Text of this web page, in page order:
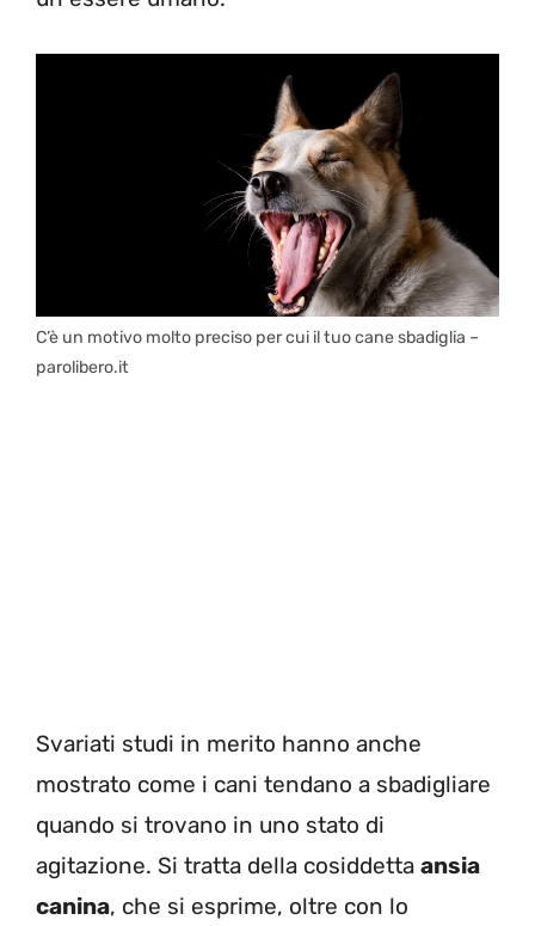
C’è un motivo molto preciso per cui il tuo cane sbadiglia –
parolibero.it
Svariati studi in merito hanno anche
mostrato come i cani tendano a sbadigliare
quando si trovano in uno stato di
agitazione. Si tratta della cosiddetta ansia
canina, che si esprime, oltre con lo